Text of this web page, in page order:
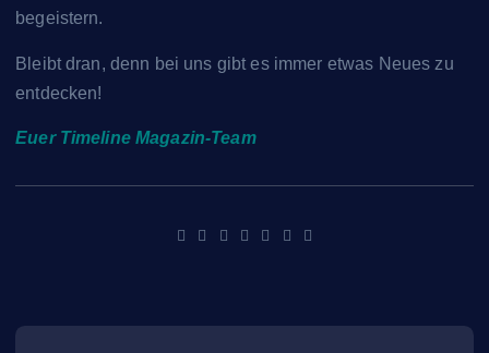
begeistern.
Bleibt dran, denn bei uns gibt es immer etwas Neues zu
entdecken!
Euer Timeline Magazin-Team